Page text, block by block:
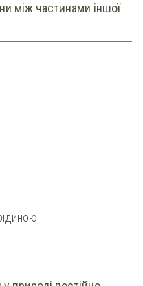
між частинами іншої